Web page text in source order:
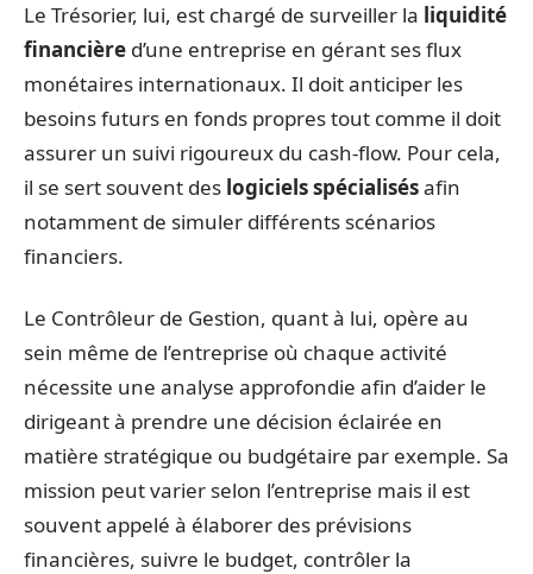
Le Trésorier, lui, est chargé de surveiller la liquidité
financière d’une entreprise en gérant ses flux
monétaires internationaux. Il doit anticiper les
besoins futurs en fonds propres tout comme il doit
assurer un suivi rigoureux du cash-flow. Pour cela,
il se sert souvent des logiciels spécialisésafin
notamment de simuler différents scénarios
financiers.
Le Contrôleur de Gestion, quant à lui, opère au
sein même de l’entreprise où chaque activité
nécessite une analyse approfondie afin d’aider le
dirigeant à prendre une décision éclairée en
matière stratégique ou budgétaire par exemple. Sa
mission peut varier selon l’entreprise mais il est
souvent appelé à élaborer des prévisions
financières, suivre le budget, contrôler la